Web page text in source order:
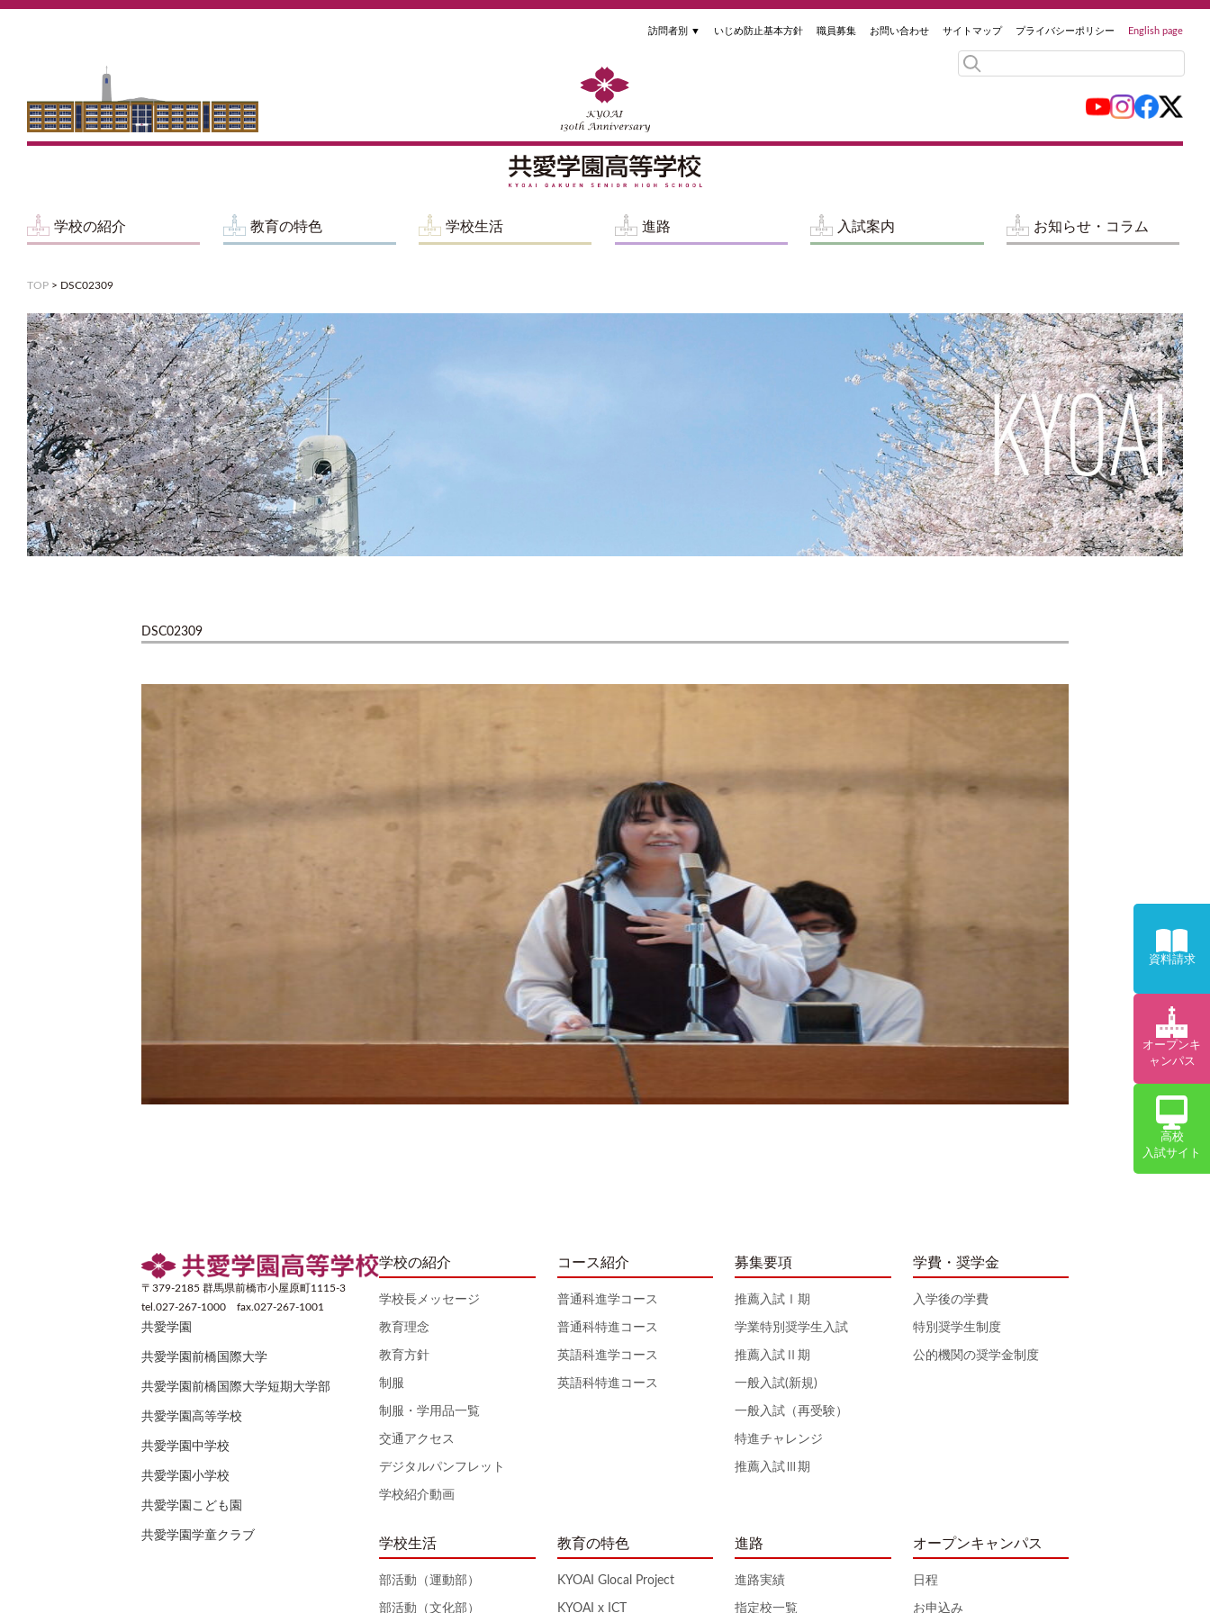
訪問者別 ▼ いじめ防止基本方針 職員募集 お問い合わせ サイトマップ プライバシーポリシー English page
学校の紹介 教育の特色 学校生活 進路 入試案内 お知らせ・コラム
TOP > DSC02309
DSC02309
〒379-2185 群馬県前橋市小屋原町1115-3
tel.027-267-1000 fax.027-267-1001
共愛学園
共愛学園前橋国際大学
共愛学園前橋国際大学短期大学部
共愛学園高等学校
共愛学園中学校
共愛学園小学校
共愛学園こども園
共愛学園学童クラブ
学校の紹介
学校長メッセージ
教育理念
教育方針
制服
制服・学用品一覧
交通アクセス
デジタルパンフレット
学校紹介動画
学校生活
部活動（運動部）
部活動（文化部）
コース紹介
普通科進学コース
普通科特進コース
英語科進学コース
英語科特進コース
教育の特色
KYOAI Glocal Project
KYOAI x ICT
募集要項
推薦入試Ⅰ期
学業特別奨学生入試
推薦入試Ⅱ期
一般入試(新規)
一般入試（再受験）
特進チャレンジ
推薦入試Ⅲ期
進路
進路実績
指定校一覧
学費・奨学金
入学後の学費
特別奨学生制度
公的機関の奨学金制度
オープンキャンパス
日程
お申込み
資料請求
オープンキ
ャンパス
高校
入試サイト